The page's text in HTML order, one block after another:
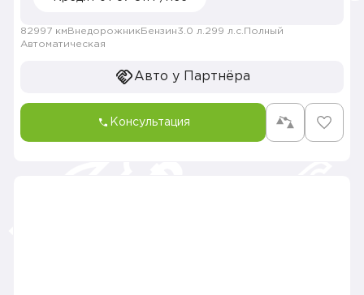
82997 км Внедорожник Бензин3.0 л. 299 л.с. Полный
Автоматическая
Авто у Партнёра
Консультация